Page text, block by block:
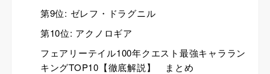
第9位: ゼレフ・ドラグニル
第10位: アクノロギア
フェアリーテイル100年クエスト最強キャララン
キングTOP10【徹底解説】 まとめ